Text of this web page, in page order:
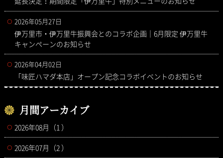
2026年05月27日
伊万里市・伊万里牛振興会とのコラボ企画｜6月限定 伊万里牛
キャンペーンのお知らせ
2026年04月02日
「味匠ハマダ本店」オープン記念コラボイベントのお知らせ
月間アーカイブ
2026年08月（1 ）
2026年07月（2 ）